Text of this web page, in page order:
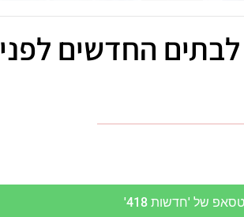
ייכנסו לבתים החדשים לפני
של 'חדשות 418'